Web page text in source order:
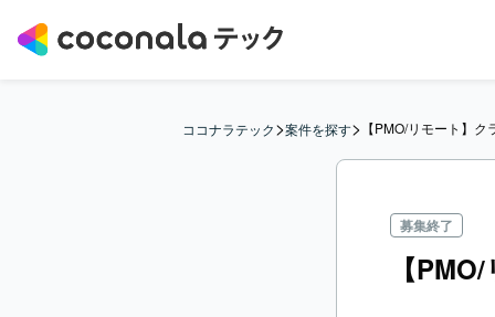
ココナラテック>案件を探す> 【PMO/リモート】
募集終了
【